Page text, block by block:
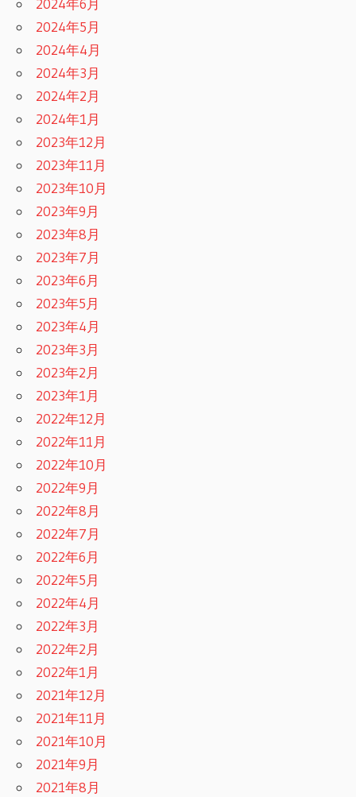
2024年6月
2024年5月
2024年4月
2024年3月
2024年2月
2024年1月
2023年12月
2023年11月
2023年10月
2023年9月
2023年8月
2023年7月
2023年6月
2023年5月
2023年4月
2023年3月
2023年2月
2023年1月
2022年12月
2022年11月
2022年10月
2022年9月
2022年8月
2022年7月
2022年6月
2022年5月
2022年4月
2022年3月
2022年2月
2022年1月
2021年12月
2021年11月
2021年10月
2021年9月
2021年8月